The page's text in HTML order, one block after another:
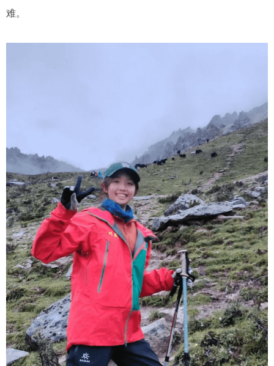
难。